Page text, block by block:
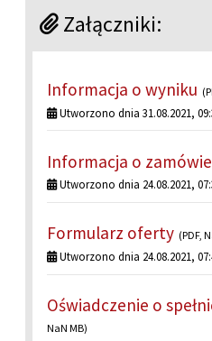
Załączniki:
Informacja o wyniku
Utworzono dnia 31.08.2021,
Informacja o
Utworzono dnia 24.08.2021,
Formularz oferty (PDF,
Utworzono dnia 24.08.2021,
Oświadczenie o
NaN MB)